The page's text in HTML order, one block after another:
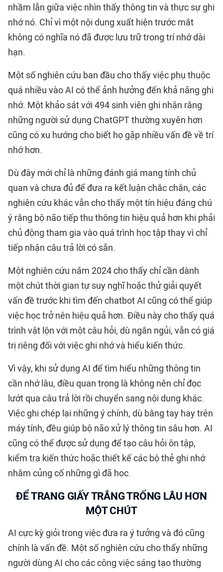
nhầm lẫn giữa việc nhìn thấy thông tin và thực sự ghi
nhớ nó. Chỉ vì một nội dung xuất hiện trước mắt
không có nghĩa nó đã được lưu trữ trong trí nhớ dài
hạn.
Một số nghiên cứu ban đầu cho thấy việc phụ thuộc
quá nhiều vào AI có thể ảnh hưởng đến khả năng ghi
nhớ. Một khảo sát với 494 sinh viên ghi nhận rằng
những người sử dụng ChatGPT thường xuyên hơn
cũng có xu hướng cho biết họ gặp nhiều vấn đề về trí
nhớ hơn.
Dù đây mới chỉ là những đánh giá mang tính chủ
quan và chưa đủ để đưa ra kết luận chắc chắn, các
nghiên cứu khác vẫn cho thấy một tín hiệu đáng chú
ý rằng bộ não tiếp thu thông tin hiệu quả hơn khi phải
chủ động tham gia vào quá trình học tập thay vì chỉ
tiếp nhận câu trả lời có sẵn.
Một nghiên cứu năm 2024 cho thấy chỉ cần dành
một chút thời gian tự suy nghĩ hoặc thử giải quyết
vấn đề trước khi tìm đến chatbot AI cũng có thể giúp
việc học trở nên hiệu quả hơn. Điều này cho thấy quá
trình vật lộn với một câu hỏi, dù ngắn ngủi, vẫn có giá
trị riêng đối với việc ghi nhớ và hiểu kiến thức.
Vì vậy, khi sử dụng AI để tìm hiểu những thông tin
cần nhớ lâu, điều quan trọng là không nên chỉ đọc
lướt qua câu trả lời rồi chuyển sang nội dung khác.
Việc ghi chép lại những ý chính, dù bằng tay hay trên
máy tính, đều giúp bộ não xử lý thông tin sâu hơn. AI
cũng có thể được sử dụng để tạo câu hỏi ôn tập,
kiểm tra kiến thức hoặc thiết kế các bộ thẻ ghi nhớ
nhằm củng cố những gì đã học.
ĐỂ TRANG GIẤY TRẮNG TRỐNG LÂU HƠN
MỘT CHÚT
AI cực kỳ giỏi trong việc đưa ra ý tưởng và đó cũng
chính là vấn đề. Một số nghiên cứu cho thấy những
người dùng AI cho các công việc sáng tạo thường